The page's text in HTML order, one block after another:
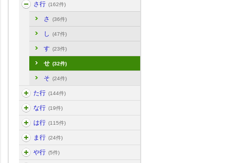
さ行 (162件)
さ (36件)
し (47件)
す (23件)
せ (32件)
そ (24件)
た行 (144件)
な行 (19件)
は行 (115件)
ま行 (24件)
や行 (5件)